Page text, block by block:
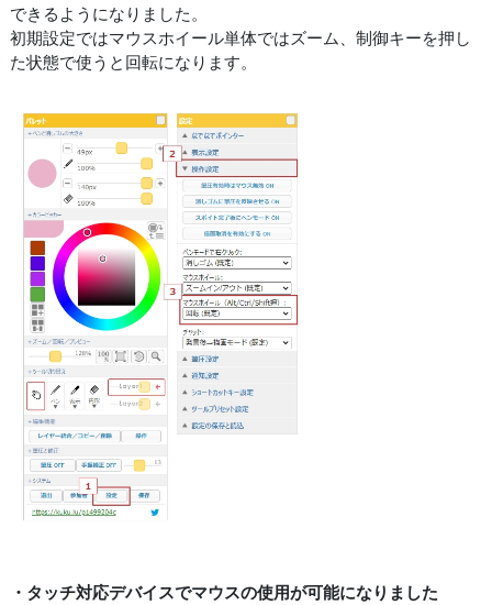
できるようになりました。
初期設定ではマウスホイール単体ではズーム、制御キーを押し
た状態で使うと回転になります。
・タッチ対応デバイスでマウスの使用が可能になりました